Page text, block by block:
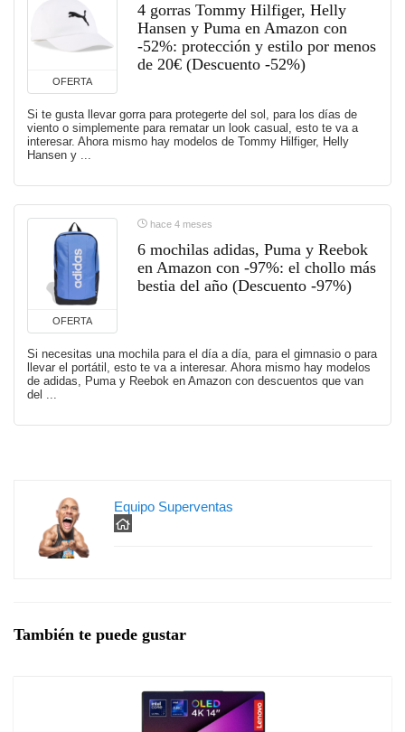
OFERTA
4 gorras Tommy Hilfiger, Helly
Hansen y Puma en Amazon con
-52%: protección y estilo por menos
de 20€ (Descuento -52%)
Si te gusta llevar gorra para protegerte del sol, para los días de
viento o simplemente para rematar un look casual, esto te va a
interesar. Ahora mismo hay modelos de Tommy Hilfiger, Helly
Hansen y ...
OFERTA
hace 4 meses
6 mochilas adidas, Puma y Reebok
en Amazon con -97%: el chollo más
bestia del año (Descuento -97%)
Si necesitas una mochila para el día a día, para el gimnasio o para
llevar el portátil, esto te va a interesar. Ahora mismo hay modelos
de adidas, Puma y Reebok en Amazon con descuentos que van
del ...
Equipo Superventas
También te puede gustar